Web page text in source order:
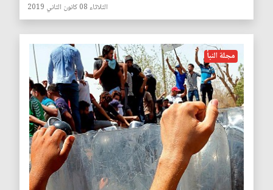
الثلاثاء 08 كانون الثاني 2019
مجلة النبأ